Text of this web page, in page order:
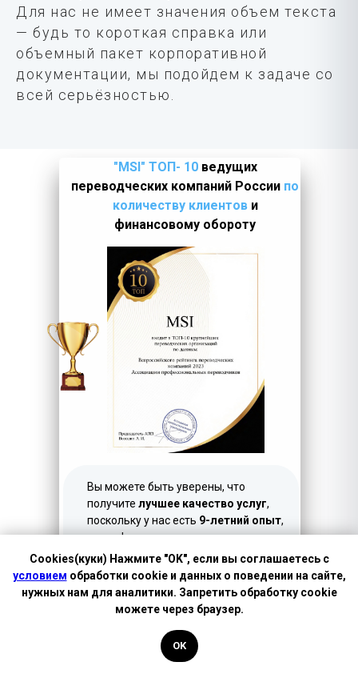
Cookies(куки) Нажмите "OK", если вы соглашаетесь с
условием обработки cookie и данных о поведении на сайте,
нужных нам для аналитики. Запретить обработку cookie
можете через браузер.
OK
Для нас не имеет значения объем текста
— будь то короткая справка или
объемный пакет корпоративной
документации, мы подойдем к задаче со
всей серьёзностью.
LET'S GO!
"MSI" ТОП- 10ведущих
переводческих компаний России по
количеству клиентови
финансовому обороту
Вы можете быть уверены, что
получите лучшее качество услуг,
поскольку у нас есть 9-летний опыт,
квалифицированные сотрудники и
хорошо организованная система
управления бизнесом.
Более того, мы предлагаемсамые
Обращаясь к нам - вы